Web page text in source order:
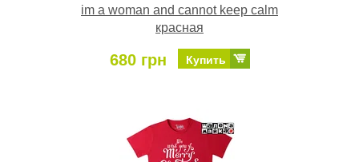
im a woman and cannot keep calm
красная
680 грн Купить